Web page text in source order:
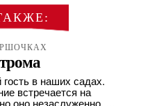
В
ЗА
в наших садах.
встречается на
оно незаслуженно. ...